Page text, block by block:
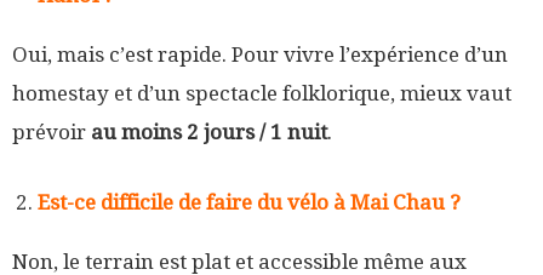
Oui, mais c’est rapide. Pour vivre l’expérience d’un
homestay et d’un spectacle folklorique, mieux vaut
prévoir au moins 2 jours / 1 nuit.
Est-ce difficile de faire du vélo à Mai Chau ?
Non, le terrain est plat et accessible même aux